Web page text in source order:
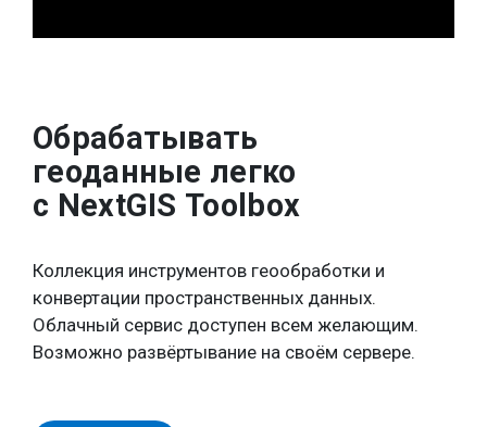
Обрабатывать
геоданные легко
с NextGIS Toolbox
Коллекция инструментов геообработки и
конвертации пространственных данных.
Облачный сервис доступен всем желающим.
Возможно развёртывание на своём сервере.